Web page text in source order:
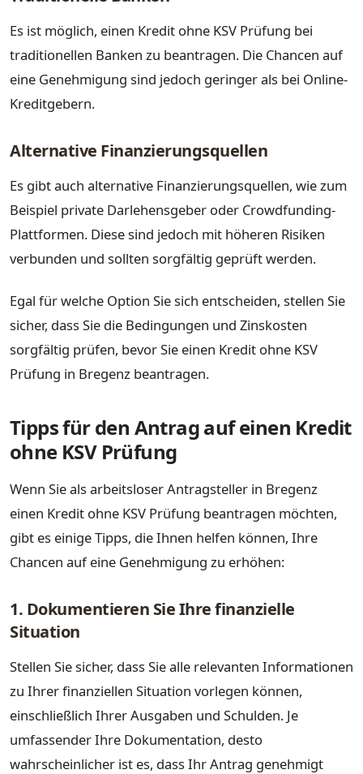
Es ist möglich, einen Kredit ohne KSV Prüfung bei
traditionellen Banken zu beantragen. Die Chancen auf
eine Genehmigung sind jedoch geringer als bei Online-
Kreditgebern.
Alternative Finanzierungsquellen
Es gibt auch alternative Finanzierungsquellen, wie zum
Beispiel private Darlehensgeber oder Crowdfunding-
Plattformen. Diese sind jedoch mit höheren Risiken
verbunden und sollten sorgfältig geprüft werden.
Egal für welche Option Sie sich entscheiden, stellen Sie
sicher, dass Sie die Bedingungen und Zinskosten
sorgfältig prüfen, bevor Sie einen Kredit ohne KSV
Prüfung in Bregenz beantragen.
Tipps für den Antrag auf einen Kredit
ohne KSV Prüfung
Wenn Sie als arbeitsloser Antragsteller in Bregenz
einen Kredit ohne KSV Prüfung beantragen möchten,
gibt es einige Tipps, die Ihnen helfen können, Ihre
Chancen auf eine Genehmigung zu erhöhen:
1. Dokumentieren Sie Ihre finanzielle
Situation
Stellen Sie sicher, dass Sie alle relevanten Informationen
zu Ihrer finanziellen Situation vorlegen können,
einschließlich Ihrer Ausgaben und Schulden. Je
umfassender Ihre Dokumentation, desto
wahrscheinlicher ist es, dass Ihr Antrag genehmigt